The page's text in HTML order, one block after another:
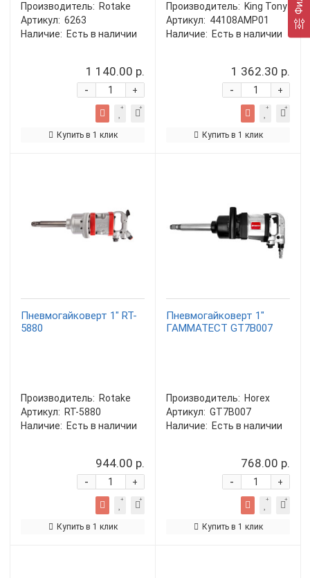
Производитель: Rotake
Артикул: 6263
Наличие: Есть в наличии
1 140.00 р.
+
-
Купить в 1 клик
Производитель: King Tony
Артикул: 44108AMP01
Наличие: Есть в наличии
1 362.30 р.
+
-
Купить в 1 клик
Пневмогайковерт 1" RT-
5880
Производитель: Rotake
Артикул: RT-5880
Наличие: Есть в наличии
944.00 р.
+
-
Купить в 1 клик
Пневмогайковерт 1"
ГАММАТЕСТ GT7B007
Производитель: Horex
Артикул: GT7B007
Наличие: Есть в наличии
768.00 р.
+
-
Купить в 1 клик